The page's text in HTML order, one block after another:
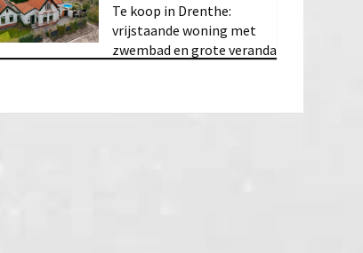
Te koop in Drenthe:
vrijstaande woning met
zwembad en grote veranda